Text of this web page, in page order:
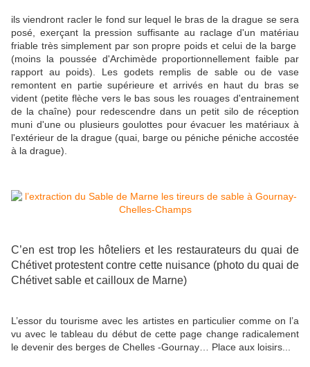
ils viendront racler le fond sur lequel le bras de la drague se sera
posé,
exerçant la pression suffisante au raclage d'un matériau
friable très simplement par son propre poids et celui de la barge
(moins la poussée d'Archimède proportionnellement faible par
rapport au poids). Les godets remplis de sable ou de vase
remontent en partie supérieure et arrivés en haut du bras se
vident (petite flèche vers le bas sous les rouages d'entrainement
de la chaîne) pour redescendre dans un petit silo de réception
muni d'une ou plusieurs goulottes pour évacuer les matériaux à
l'extérieur de la drague (quai, barge ou péniche péniche accostée
à la drague).
C’en est trop les hôteliers et les restaurateurs du quai de
Chétivet protestent contre cette nuisance (photo du quai de
Chétivet sable et cailloux de Marne)
L’essor du tourisme avec les artistes en particulier comme on l’a
vu avec le tableau du début de cette page change radicalement
le devenir des berges de Chelles -Gournay… Place aux loisirs...